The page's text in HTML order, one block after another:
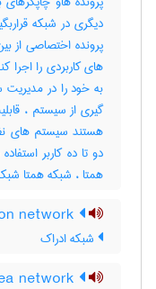
دیگری در شبکه
های کاربردی را
به خود را در
گیری از سیستم ،
هستند سیستم های
دو تا ده کاربر
همتا ، شبکه همتا
شبکه ادراک